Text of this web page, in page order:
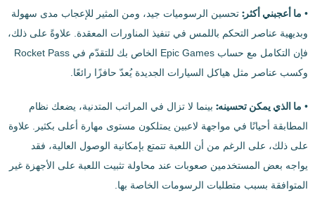
• ما أعجبني أكثر: تحسين الرسوميات جيد، ومن المثير للإعجاب مدى سهولة
وبديهية عناصر التحكم باللمس في تنفيذ المناورات المعقدة. علاوةً على ذلك،
فإن التكامل مع حساب Epic Games الخاص بك للتقدّم في Rocket Pass
وكسب عناصر مثل هياكل السيارات الجديدة يُعدّ حافزًا رائعًا.
• ما الذي يمكن تحسينه: بينما لا تزال في المراتب المتدنية، يضعك نظام
المطابقة أحيانًا في مواجهة لاعبين يمتلكون مستوى مهارة أعلى بكثير. علاوة
على ذلك، على الرغم من أن اللعبة تتمتع بإمكانية الوصول العالية، فقد
يواجه بعض المستخدمين صعوبات عند محاولة تثبيت اللعبة على الأجهزة غير
المتوافقة بسبب متطلبات الرسومات الخاصة بها.